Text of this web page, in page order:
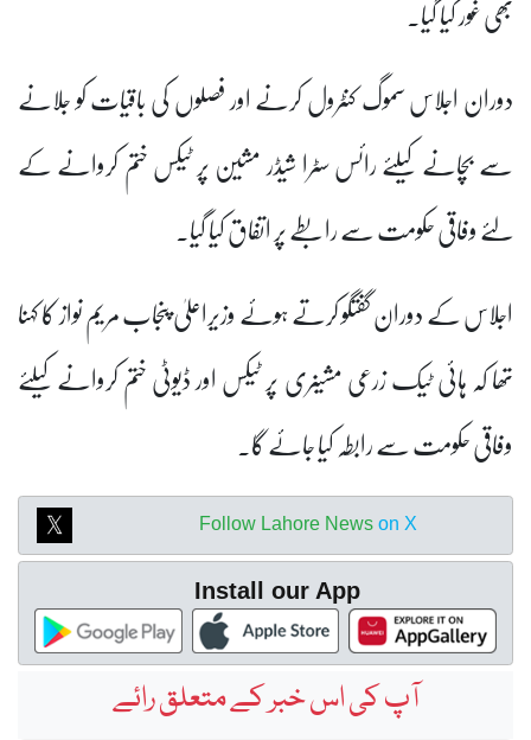
بھی غور کیا گیا۔
دوران اجلاس سموگ کنٹرول کرنے اور فصلوں کی باقیات کو جلانے
سے بچانے کیلئے رائس سٹرا شیڈر مشین پر ٹیکس ختم کروانے کے
لئے وفاقی حکومت سے رابطے پر اتفاق کیا گیا۔
اجلاس کے دوران گفتگو کرتے ہوئے وزیراعلیٰ پنجاب مریم نواز کا کہنا
تھا کہ ہائی ٹیک زرعی مشینری پر ٹیکس اور ڈیوٹی ختم کروانے کیلئے
وفاقی حکومت سے رابطہ کیا جائے گا۔
Follow Lahore News on X
Install our App
آپ کی اس خبر کے متعلق رائے